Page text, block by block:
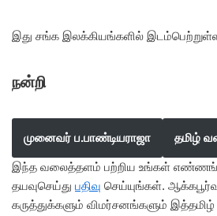
இது சங்க இலக்கியங்களில்
நன்றி
முனைவர் ப.பாண்டியராஜா தமிழ்
இந்த வலைத்தளம் பற்றிய உங்கள்
தயவுசெய்து பதிவு செய்யுங்கள்.
கருத்துக்களும் விமர்சனங்களும்